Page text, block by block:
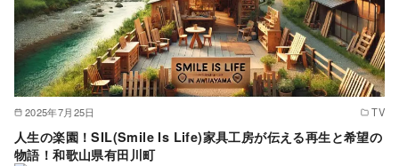
2025年7月25日 TV
人生の楽園！SIL(Smile Is Life)家具工房が伝える再生と希望の
物語！和歌山県有田川町